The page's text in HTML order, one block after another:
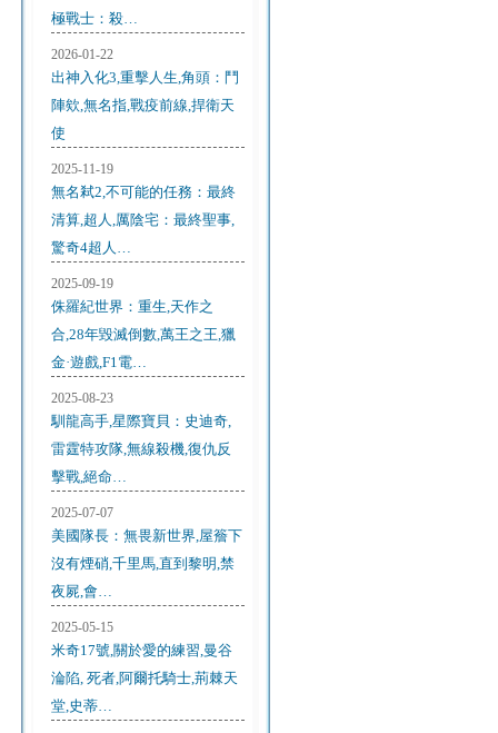
極戰士：殺…
2026-01-22
出神入化3,重擊人生,角頭：鬥
陣欸,無名指,戰疫前線,捍衛天
使
2025-11-19
無名弒2,不可能的任務：最終
清算,超人,厲陰宅：最終聖事,
驚奇4超人…
2025-09-19
侏羅紀世界：重生,天作之
合,28年毀滅倒數,萬王之王,獵
金·遊戲,F1電…
2025-08-23
馴龍高手,星際寶貝：史迪奇,
雷霆特攻隊,無線殺機,復仇反
擊戰,絕命…
2025-07-07
美國隊長：無畏新世界,屋簷下
沒有煙硝,千里馬,直到黎明,禁
夜屍,會…
2025-05-15
米奇17號,關於愛的練習,曼谷
淪陷, 死者,阿爾托騎士,荊棘天
堂,史蒂…